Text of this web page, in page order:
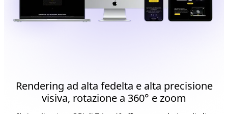
Rendering ad alta fedelta e alta precisione
visiva, rotazione a 360° e zoom